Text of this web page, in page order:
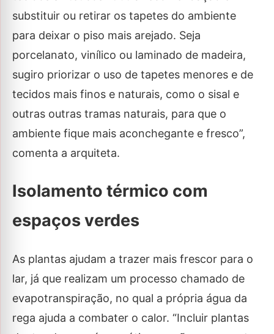
substituir ou retirar os tapetes do ambiente
para deixar o piso mais arejado. Seja
porcelanato, vinílico ou laminado de madeira,
sugiro priorizar o uso de tapetes menores e de
tecidos mais finos e naturais, como o sisal e
outras outras tramas naturais, para que o
ambiente fique mais aconchegante e fresco”,
comenta a arquiteta.
Isolamento térmico com
espaços verdes
As plantas ajudam a trazer mais frescor para o
lar, já que realizam um processo chamado de
evapotranspiração, no qual a própria água da
rega ajuda a combater o calor. “Incluir plantas